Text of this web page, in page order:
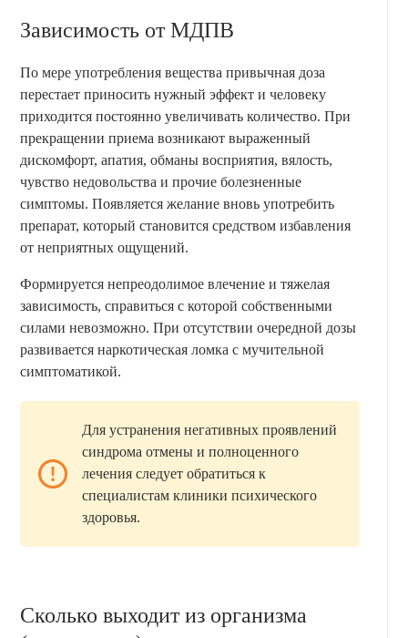
Зависимость от МДПВ
По мере употребления вещества привычная доза
перестает приносить нужный эффект и человеку
приходится постоянно увеличивать количество. При
прекращении приема возникают выраженный
дискомфорт, апатия, обманы восприятия, вялость,
чувство недовольства и прочие болезненные
симптомы. Появляется желание вновь употребить
препарат, который становится средством избавления
от неприятных ощущений.
Формируется непреодолимое влечение и тяжелая
зависимость, справиться с которой собственными
силами невозможно. При отсутствии очередной дозы
развивается наркотическая ломка с мучительной
симптоматикой.
Для устранения негативных проявлений
синдрома отмены и полноценного
лечения следует обратиться к
специалистам клиники психического
здоровья.
Сколько выходит из организма